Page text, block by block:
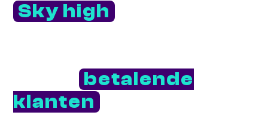
Sky high
beter betalende
klanten